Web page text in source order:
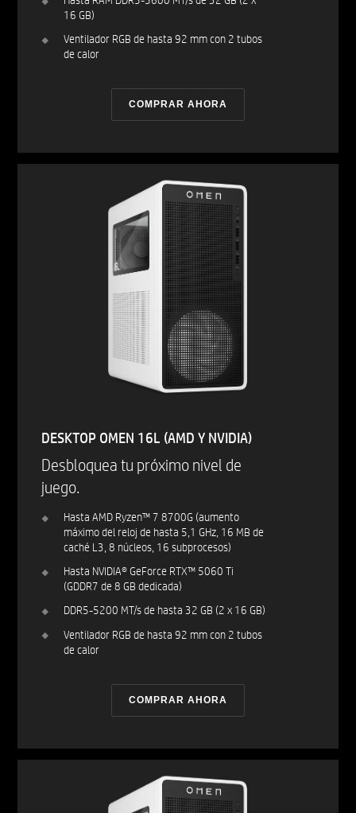
16 GB)
Ventilador RGB de hasta 92 mm con 2 tubos
de calor
COMPRAR AHORA
DESKTOP OMEN 16L (AMD Y NVIDIA)
Desbloquea tu próximo nivel de
juego.
Hasta AMD Ryzen™ 7 8700G (aumento
máximo del reloj de hasta 5,1 GHz, 16 MB de
caché L3, 8 núcleos, 16 subprocesos)
Hasta NVIDIA® GeForce RTX™ 5060 Ti
(GDDR7 de 8 GB dedicada)
DDR5-5200 MT/s de hasta 32 GB (2 x 16 GB)
Ventilador RGB de hasta 92 mm con 2 tubos
de calor
COMPRAR AHORA